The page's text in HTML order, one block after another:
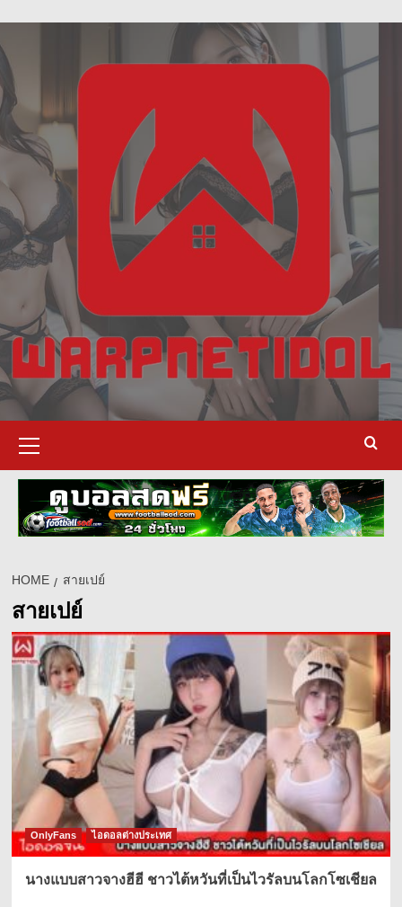
ฝัน
เห็น
to
content
Menu
HOME สายเปย์
สายเปย์
OnlyFans ไอดอลต่างประเทศ
นางแบบสาวจางฮีฮี ชาวไต้หวันที่เป็นไวรัลบนโลกโซเชียล